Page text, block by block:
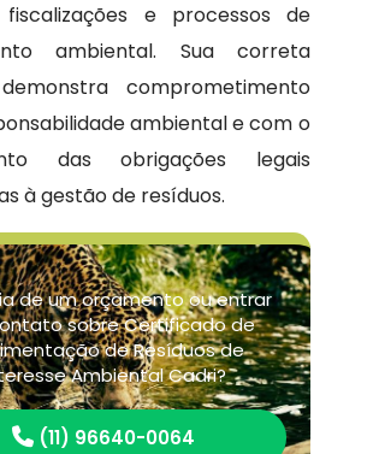
fiscalizações e processos de
ambiental. Sua correta
comprometimento
ambiental e com o
das obrigações legais
à gestão de resíduos.
de um orçamento ou entrar
sobre Certificado de
de Resíduos de
Ambiental Cadri?
(11) 96640-0064